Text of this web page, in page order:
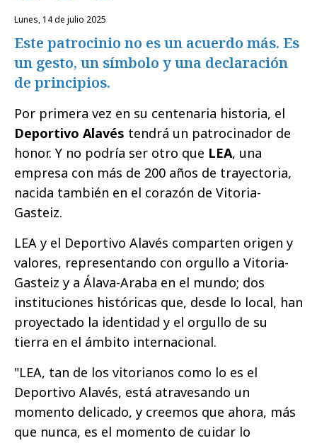
lunes, 14 de julio 2025
Este patrocinio no es un acuerdo más. Es
un gesto, un símbolo y una declaración
de principios.
Por primera vez en su centenaria historia, el
Deportivo Alavés tendrá un patrocinador de
honor. Y no podría ser otro que LEA, una
empresa con más de 200 años de trayectoria,
nacida también en el corazón de Vitoria-
Gasteiz.
LEA y el Deportivo Alavés comparten origen y
valores, representando con orgullo a Vitoria-
Gasteiz y a Álava-Araba en el mundo; dos
instituciones históricas que, desde lo local, han
proyectado la identidad y el orgullo de su
tierra en el ámbito internacional.
"LEA, tan de los vitorianos como lo es el
Deportivo Alavés, está atravesando un
momento delicado, y creemos que ahora, más
que nunca, es el momento de cuidar lo